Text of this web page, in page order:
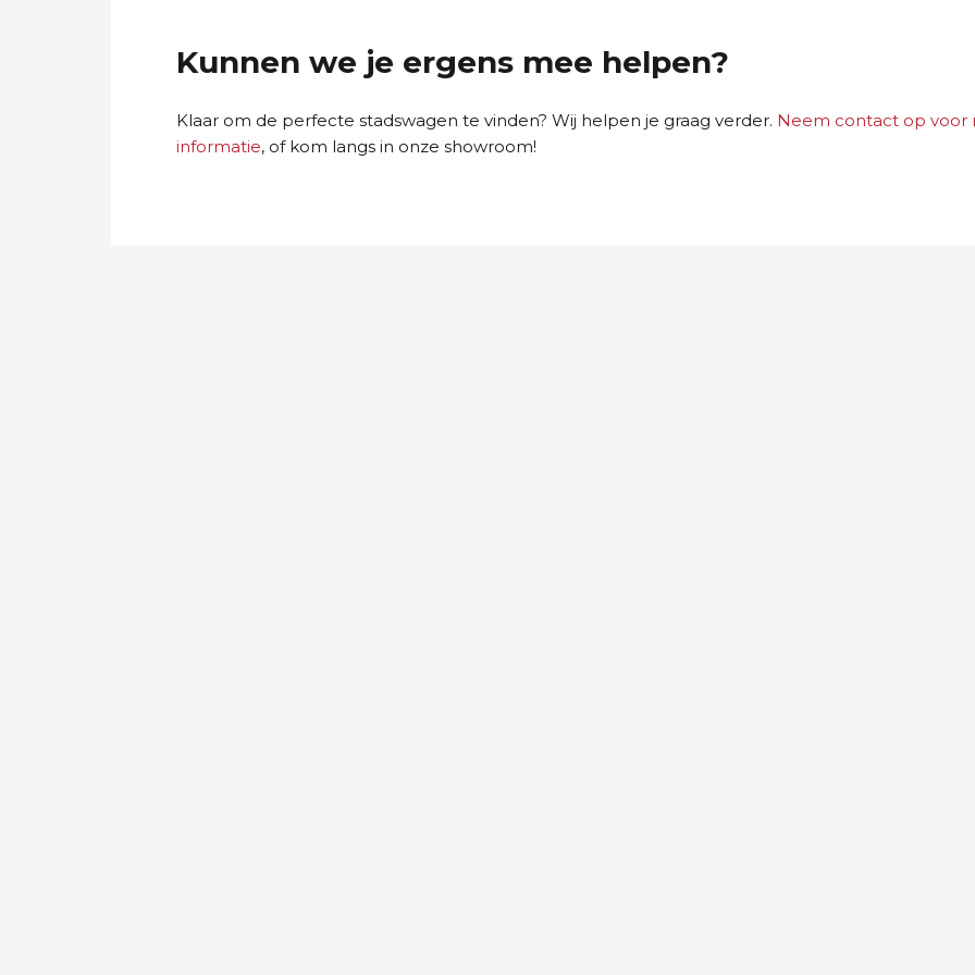
Kunnen we je ergens mee helpen?
Klaar om de perfecte stadswagen te vinden? Wij helpen je graag verder. Neem contact op voor
informatie, of kom langs in onze showroom!